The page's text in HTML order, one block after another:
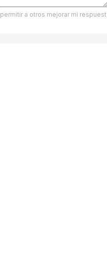
permitir a otros mejorar mi